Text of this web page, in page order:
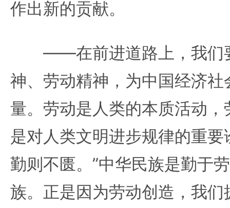
作出新的贡献。
——在前进道路上，我们
神、劳动精神，为中国经济
量。劳动是人类的本质活动
是对人类文明进步规律的重要
勤则不匮。”中华民族是勤于
族。正是因为劳动创造，我